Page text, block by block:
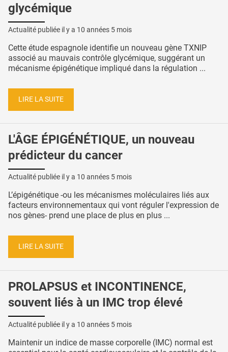
glycémique
Actualité publiée il y a 10 années 5 mois
Cette étude espagnole identifie un nouveau gène TXNIP
associé au mauvais contrôle glycémique, suggérant un
mécanisme épigénétique impliqué dans la régulation ...
LIRE LA SUITE
L'ÂGE ÉPIGÉNÉTIQUE, un nouveau
prédicteur du cancer
Actualité publiée il y a 10 années 5 mois
L’épigénétique -ou les mécanismes moléculaires liés aux
facteurs environnementaux qui vont réguler l'expression de
nos gènes- prend une place de plus en plus ...
LIRE LA SUITE
PROLAPSUS et INCONTINENCE,
souvent liés à un IMC trop élevé
Actualité publiée il y a 10 années 5 mois
Maintenir un indice de masse corporelle (IMC) normal est